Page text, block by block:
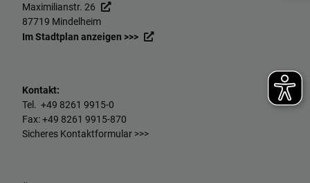
Maximilianstr. 26
87719 Mindelheim
Im Stadtplan anzeigen >>>
Kontakt:
Tel. +49 8261 9915-0
Fax: +49 8261 9915-870
Sicheres Kontaktformular >>>